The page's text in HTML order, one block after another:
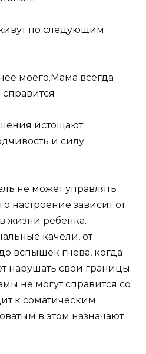
по следующим
моего.Мама всегда
истощают
и силу
не может управлять
настроение зависит от
жизни ребенка.
качели, от
вспышек гнева, когда
нарушать свои границы.
не могут справится со
к соматическим
в этом назначают